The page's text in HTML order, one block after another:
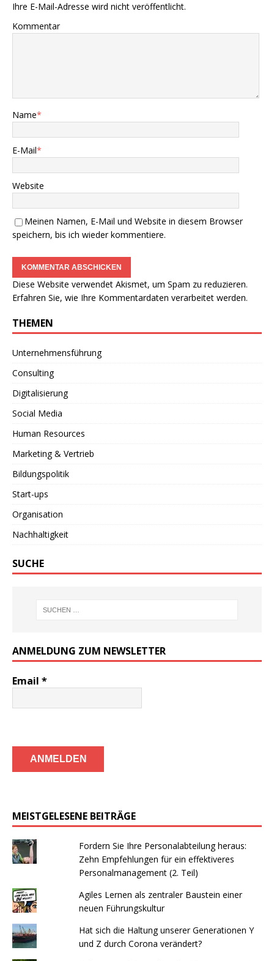
Ihre E-Mail-Adresse wird nicht veröffentlicht.
Kommentar
Name*
E-Mail*
Website
Meinen Namen, E-Mail und Website in diesem Browser
speichern, bis ich wieder kommentiere.
Diese Website verwendet Akismet, um Spam zu reduzieren.
Erfahren Sie, wie Ihre Kommentardaten verarbeitet werden.
THEMEN
Unternehmensführung
Consulting
Digitalisierung
Social Media
Human Resources
Marketing & Vertrieb
Bildungspolitik
Start-ups
Organisation
Nachhaltigkeit
SUCHE
ANMELDUNG ZUM NEWSLETTER
Email *
MEISTGELESENE BEITRÄGE
Fordern Sie Ihre Personalabteilung heraus:
Zehn Empfehlungen für ein effektiveres
Personalmanagement (2. Teil)
Agiles Lernen als zentraler Baustein einer
neuen Führungskultur
Hat sich die Haltung unserer Generationen Y
und Z durch Corona verändert?